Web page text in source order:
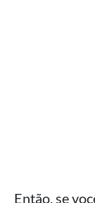
Então, se